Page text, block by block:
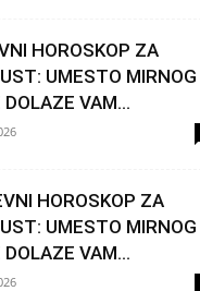
HOROSKOP ZA
UMESTO MIRNOG
VAM...
HOROSKOP ZA
UMESTO MIRNOG
VAM...